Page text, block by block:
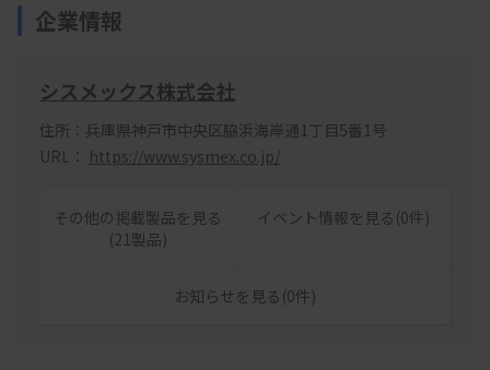
企業情報
シスメックス株式会社
住所：兵庫県神戸市中央区脇浜海岸通1丁目5番1号
URL： https://www.sysmex.co.jp/
その他の掲載製品を見る
(21製品)
イベント情報を見る(0件)
お知らせを見る(0件)